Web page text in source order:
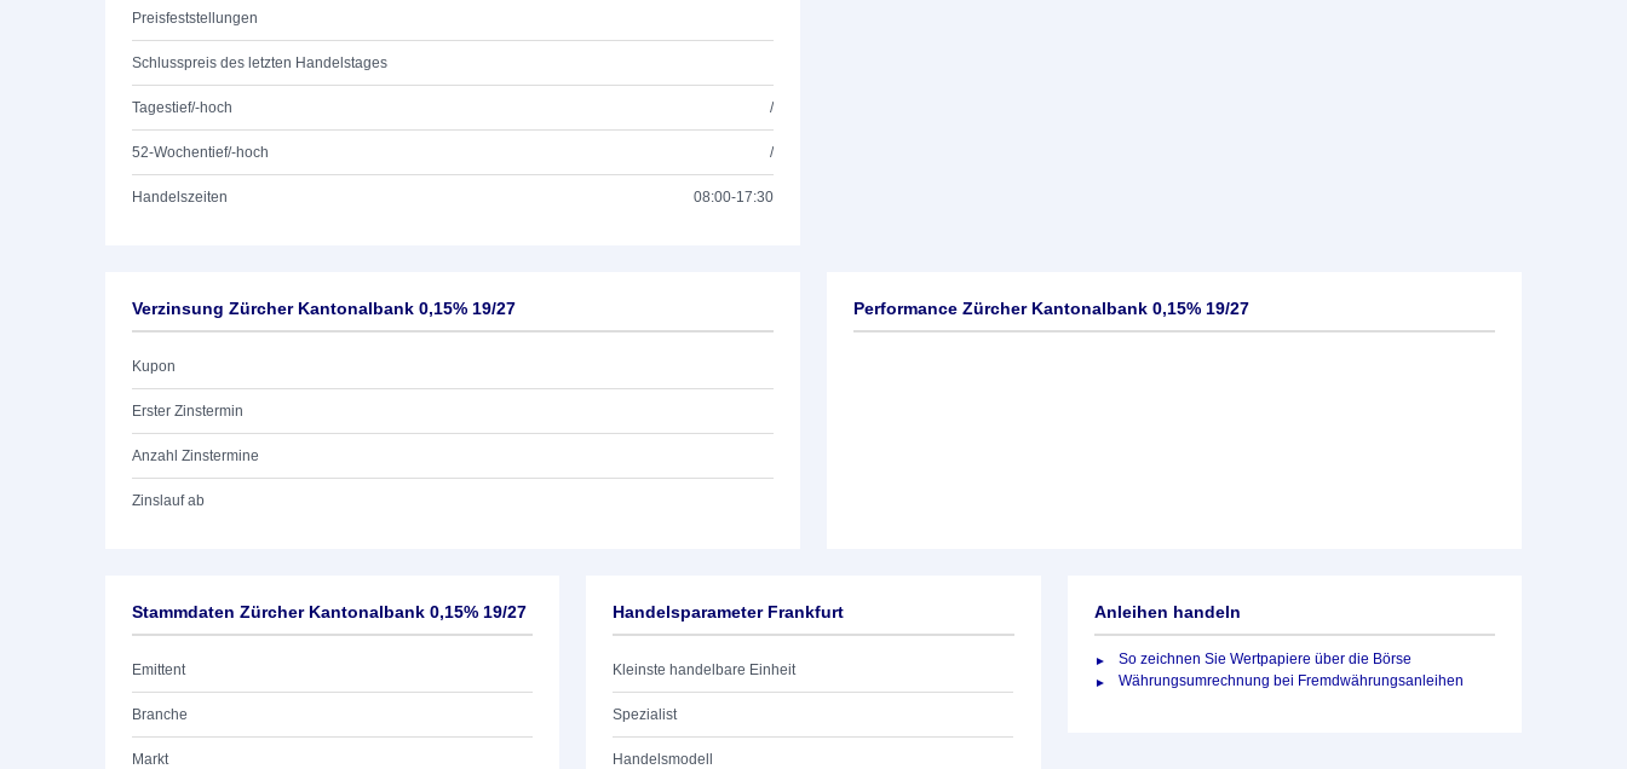
Preisfeststellungen
Schlusspreis des letzten Handelstages
Tagestief/-hoch /
52-Wochentief/-hoch /
Handelszeiten 08:00-17:30
Verzinsung Zürcher Kantonalbank 0,15% 19/27
Kupon
Erster Zinstermin
Anzahl Zinstermine
Zinslauf ab
Performance Zürcher Kantonalbank 0,15% 19/27
Stammdaten Zürcher Kantonalbank 0,15% 19/27
Emittent
Branche
Markt
Handelsparameter Frankfurt
Kleinste handelbare Einheit
Spezialist
Handelsmodell
Anleihen handeln
So zeichnen Sie Wertpapiere über die Börse
Währungsumrechnung bei Fremdwährungsanleihen